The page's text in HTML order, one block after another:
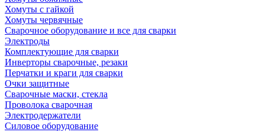
Хомуты с гайкой
Хомуты червячные
Сварочное оборудование и все для сварки
Электроды
Комплектующие для сварки
Инверторы сварочные, резаки
Перчатки и краги для сварки
Очки защитные
Сварочные маски, стекла
Проволока сварочная
Электродержатели
Силовое оборудование